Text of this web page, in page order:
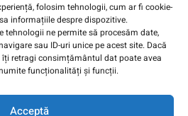
folosim tehnologii, cum ar fi cookie-
informațiile despre dispozitive.
ne permite să procesăm date,
sau ID-uri unice pe acest site. Dacă
retragi consimțământul dat poate avea
funcționalități și funcții.
Acceptă